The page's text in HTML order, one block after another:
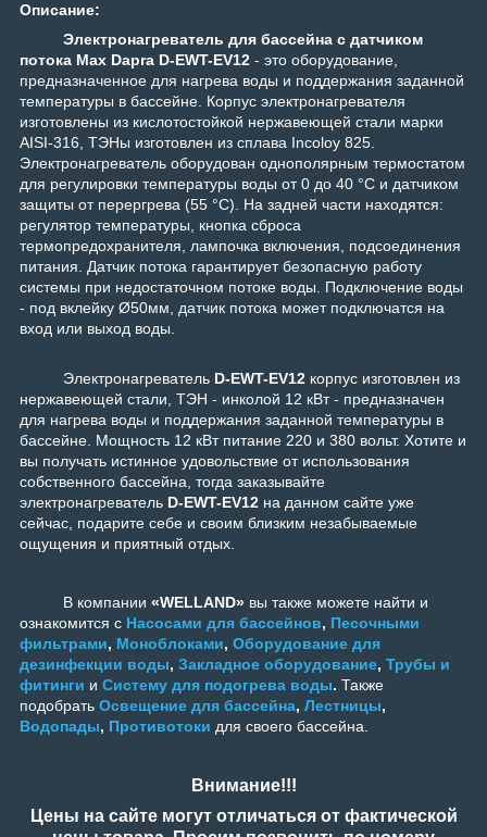
Описание:
Электронагреватель для бассейна с датчиком
потока Max Dapra D-EWT-EV12 - это оборудование,
предназначенное для нагрева воды и поддержания заданной
температуры в бассейне. Корпус электронагревателя
изготовлены из кислотостойкой нержавеющей стали марки
AISI-316, ТЭНы изготовлен из сплава Incoloy 825.
Электронагреватель оборудован однополярным термостатом
для регулировки температуры воды от 0 до 40 °C и датчиком
защиты от перергрева (55 °C). На задней части находятся:
регулятор температуры, кнопка сброса
термопредохранителя, лампочка включения, подсоединения
питания. Датчик потока гарантирует безопасную работу
системы при недостаточном потоке воды. Подключение воды
- под вклейку Ø50мм, датчик потока может подключатся на
вход или выход воды.
Электронагреватель D-EWT-EV12 корпус изготовлен из
нержавеющей стали, ТЭН - инколой 12 кВт - предназначен
для нагрева воды и поддержания заданной температуры в
бассейне. Мощность 12 кВт питание 220 и 380 вольт. Хотите и
вы получать истинное удовольствие от использования
собственного бассейна, тогда заказывайте
электронагреватель D-EWT-EV12 на данном сайте уже
сейчас, подарите себе и своим близким незабываемые
ощущения и приятный отдых.
В компании «WELLAND» вы также можете найти и
ознакомится с Насосами для бассейнов, Песочными
фильтрами, Моноблоками, Оборудование для
дезинфекции воды, Закладное оборудование, Трубы и
фитинги и Систему для подогрева воды. Также
подобрать Освещение для бассейна, Лестницы,
Водопады, Противотоки для своего бассейна.
Внимание!!!
Цены на сайте могут отличаться от фактической